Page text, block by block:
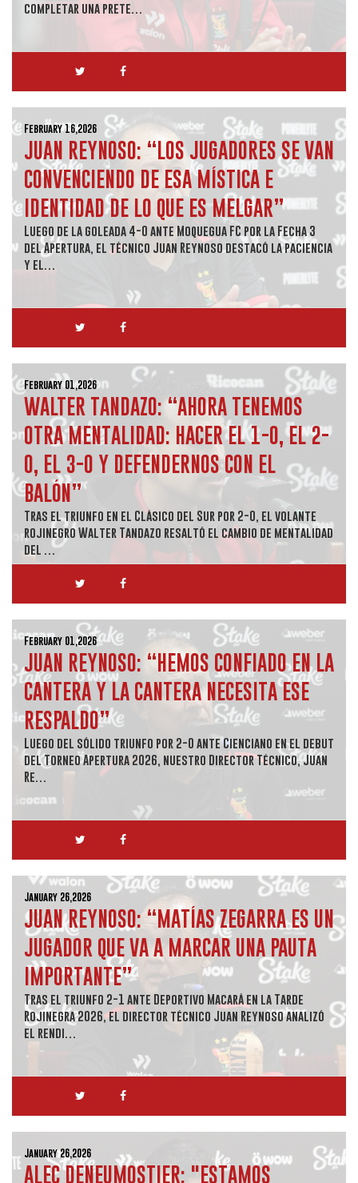
completar una prete…
February 16,2026
JUAN REYNOSO: “LOS JUGADORES SE VAN
CONVENCIENDO DE ESA MÍSTICA E
IDENTIDAD DE LO QUE ES MELGAR”
Luego de la goleada 4-0 ante Moquegua FC por la Fecha 3
del Apertura, el técnico Juan Reynoso destacó la paciencia
y el…
February 01,2026
WALTER TANDAZO: “AHORA TENEMOS
OTRA MENTALIDAD: HACER EL 1-0, EL 2-
0, EL 3-0 Y DEFENDERNOS CON EL
BALÓN”
Tras el triunfo en el Clásico del Sur por 2-0, el volante
rojinegro Walter Tandazo resaltó el cambio de mentalidad
del …
February 01,2026
JUAN REYNOSO: “HEMOS CONFIADO EN LA
CANTERA Y LA CANTERA NECESITA ESE
RESPALDO”
Luego del sólido triunfo por 2-0 ante Cienciano en el debut
del Torneo Apertura 2026, nuestro Director Técnico, Juan
Re…
January 26,2026
JUAN REYNOSO: “MATÍAS ZEGARRA ES UN
JUGADOR QUE VA A MARCAR UNA PAUTA
IMPORTANTE”
Tras el triunfo 2-1 ante Deportivo Macará en la Tarde
Rojinegra 2026, el director técnico Juan Reynoso analizó
el rendi…
January 26,2026
ALEC DENEUMOSTIER: "ESTAMOS